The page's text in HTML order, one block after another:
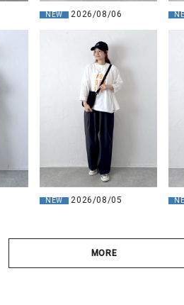
NEW 2026/08/06
NEW 2026/08/05
MORE